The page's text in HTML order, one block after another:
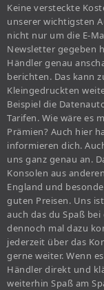
Keine versteckte
unserer wichtigsten
nicht nur um die E-
Newsletter gegeben
Händler genau
berichten. Das kann
Kleingedruckten
Beispiel die
Tarifen. Wie wäre es
Prämien? Auch hier
informieren dich.
uns ganz genau an.
Konsolen aus
England und
guten Preisen. Uns
auch das du Spaß
dennoch mal dazu
jederzeit über das
gerne weiter. Wenn
Händler direkt und
weiterhin Spaß am